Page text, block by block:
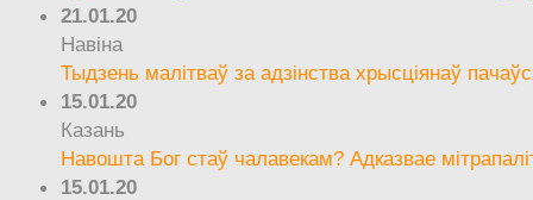
21.01.20
Навіна
Тыдзень малітваў за адзінства хрысціянаў
15.01.20
Казань
Навошта Бог стаў чалавекам? Адказвае
15.01.20